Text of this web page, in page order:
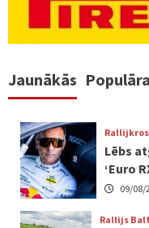
Jaunākās
Lēbs
‘Euro
09/08/
Rallijs